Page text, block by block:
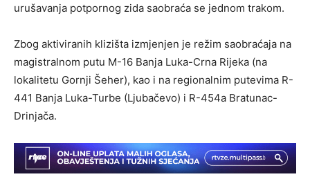
urušavanja potpornog zida saobraća se jednom trakom.
Zbog aktiviranih klizišta izmjenjen je režim saobraćaja na
magistralnom putu M-16 Banja Luka-Crna Rijeka (na
lokalitetu Gornji Šeher), kao i na regionalnim putevima R-
441 Banja Luka-Turbe (Ljubačevo) i R-454a Bratunac-
Drinjača.